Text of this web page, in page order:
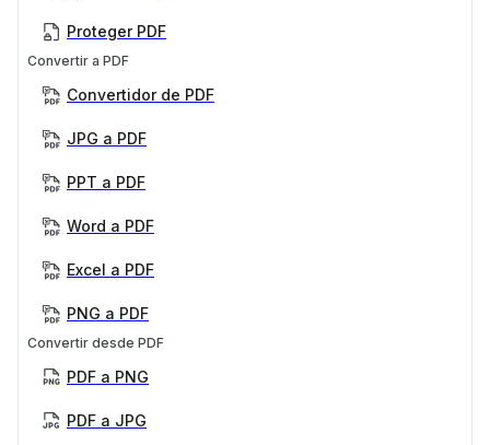
Proteger PDF
Convertir a PDF
Convertidor de PDF
JPG a PDF
PPT a PDF
Word a PDF
Excel a PDF
PNG a PDF
Convertir desde PDF
PDF a PNG
PDF a JPG